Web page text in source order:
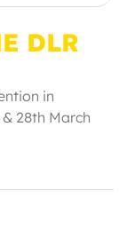
DLR
in
28th March